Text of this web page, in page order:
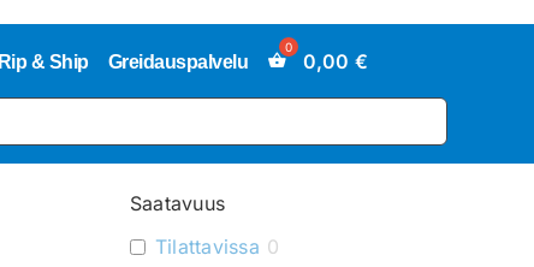
Rip & Ship Greidauspalvelu 0,00 €
Saatavuus
Tilattavissa 0